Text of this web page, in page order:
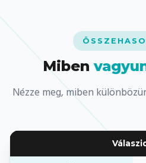
Miben
Nézze meg, miben